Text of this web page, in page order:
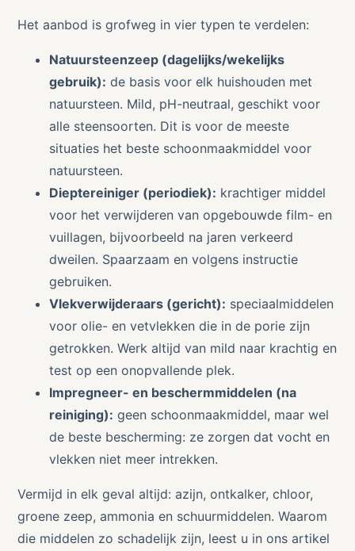
Het aanbod is grofweg in vier typen te verdelen:
Natuursteenzeep (dagelijks/wekelijks
gebruik): de basis voor elk huishouden met
natuursteen. Mild, pH-neutraal, geschikt voor
alle steensoorten. Dit is voor de meeste
situaties het beste schoonmaakmiddel voor
natuursteen.
Dieptereiniger (periodiek): krachtiger middel
voor het verwijderen van opgebouwde film- en
vuillagen, bijvoorbeeld na jaren verkeerd
dweilen. Spaarzaam en volgens instructie
gebruiken.
Vlekverwijderaars (gericht): speciaalmiddelen
voor olie- en vetvlekken die in de porie zijn
getrokken. Werk altijd van mild naar krachtig en
test op een onopvallende plek.
Impregneer- en beschermmiddelen (na
reiniging): geen schoonmaakmiddel, maar wel
de beste bescherming: ze zorgen dat vocht en
vlekken niet meer intrekken.
Vermijd in elk geval altijd: azijn, ontkalker, chloor,
groene zeep, ammonia en schuurmiddelen. Waarom
die middelen zo schadelijk zijn, leest u in ons artikel